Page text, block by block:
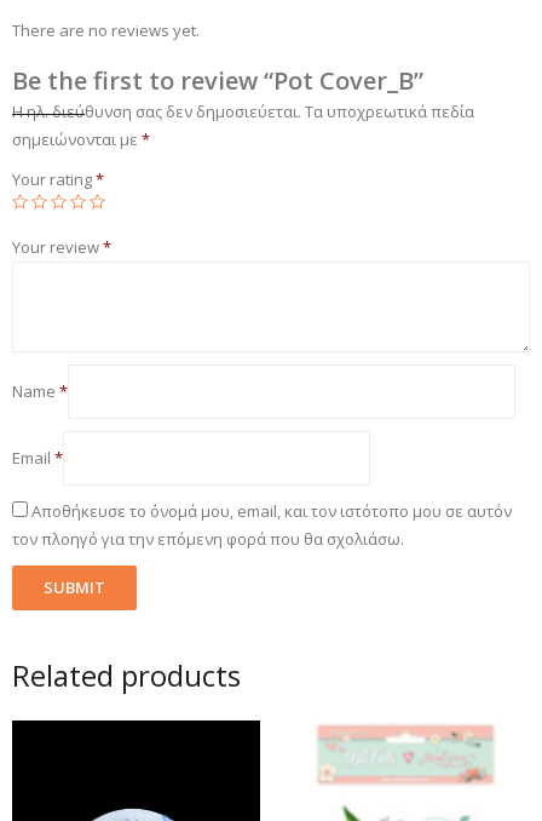
There are no reviews yet.
Be the first to review “Pot Cover_B”
Η ηλ. διεύθυνση σας δεν δημοσιεύεται. Τα υποχρεωτικά πεδία
σημειώνονται με *
Your rating*
Your review*
Name *
Email *
Αποθήκευσε το όνομά μου, email, και τον ιστότοπο μου σε αυτόν
τον πλοηγό για την επόμενη φορά που θα σχολιάσω.
Related products